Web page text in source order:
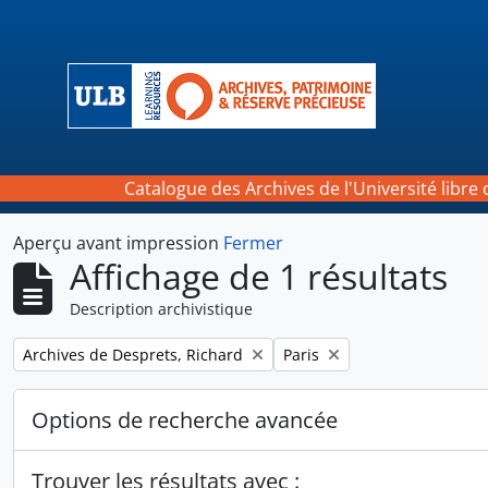
Catalogue des Archives de l'Université libre
Aperçu avant impression Fermer
Affichage de 1 résultats
Description archivistique
Remove filter:
Archives de Desprets, Richard Remove filter:
Paris
Options de recherche avancée
Trouver les résultats avec :